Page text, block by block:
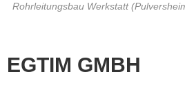
Rohrleitungsbau Werkstatt
EGTIM GMBH